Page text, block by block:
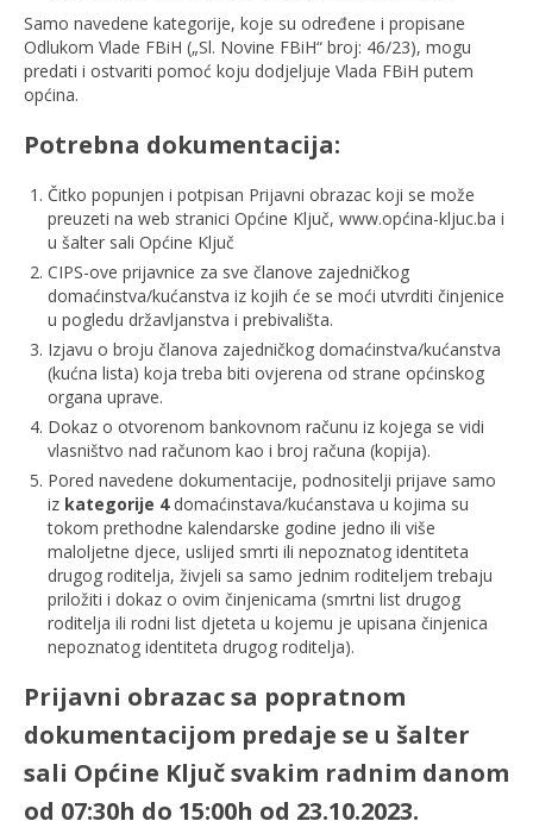
Samo navedene kategorije, koje su određene i propisane
Odlukom Vlade FBiH („Sl. Novine FBiH“ broj: 46/23), mogu
predati i ostvariti pomoć koju dodjeljuje Vlada FBiH putem
općina.
Potrebna dokumentacija:
Čitko popunjen i potpisan Prijavni obrazac koji se može
preuzeti na web stranici Općine Ključ, www.općina-kljuc.ba i
u šalter sali Općine Ključ
CIPS-ove prijavnice za sve članove zajedničkog
domaćinstva/kućanstva iz kojih će se moći utvrditi činjenice
u pogledu državljanstva i prebivališta.
Izjavu o broju članova zajedničkog domaćinstva/kućanstva
(kućna lista) koja treba biti ovjerena od strane općinskog
organa uprave.
Dokaz o otvorenom bankovnom računu iz kojega se vidi
vlasništvo nad računom kao i broj računa (kopija).
Pored navedene dokumentacije, podnositelji prijave samo
iz kategorije 4domaćinstava/kućanstava u kojima su
tokom prethodne kalendarske godine jedno ili više
maloljetne djece, uslijed smrti ili nepoznatog identiteta
drugog roditelja, živjeli sa samo jednim roditeljem trebaju
priložiti i dokaz o ovim činjenicama (smrtni list drugog
roditelja ili rodni list djeteta u kojemu je upisana činjenica
nepoznatog identiteta drugog roditelja).
Prijavni obrazac sa popratnom
dokumentacijom predaje se u šalter
sali Općine Ključ svakim radnim danom
od 07:30h do 15:00h od 23.10.2023.